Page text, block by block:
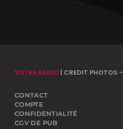
VOTRE RADIO | CREDIT PHOTOS -
CONTACT
COMPTE
CONFIDENTIALITÉ
CGV DE PUB